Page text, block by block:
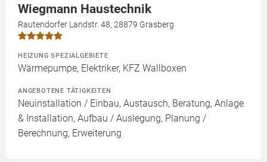
Wiegmann Haustechnik
Rautendorfer Landstr. 48, 28879 Grasberg
HEIZUNG SPEZIALGEBIETE
Wärmepumpe, Elektriker, KFZ Wallboxen
ANGEBOTENE TÄTIGKEITEN
Neuinstallation / Einbau, Austausch, Beratung, Anlage
& Installation, Aufbau / Auslegung, Planung /
Berechnung, Erweiterung